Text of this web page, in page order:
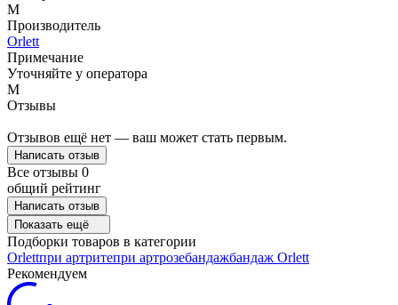
M
Производитель
Orlett
Примечание
Уточняйте у оператора
M
Отзывы
Отзывов ещё нет — ваш может стать первым.
Написать отзыв
Все отзывы 0
общий рейтинг
Написать отзыв
Показать ещё
Подборки товаров в категории
Orlettпри артритепри артрозебандажбандаж Orlett
Рекомендуем